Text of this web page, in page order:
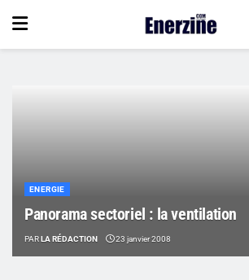
ENERGIE
Panorama sectoriel : la ventilation
PARLA RÉDACTION 23 janvier 2008